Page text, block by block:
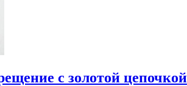
с золотой цепочкой